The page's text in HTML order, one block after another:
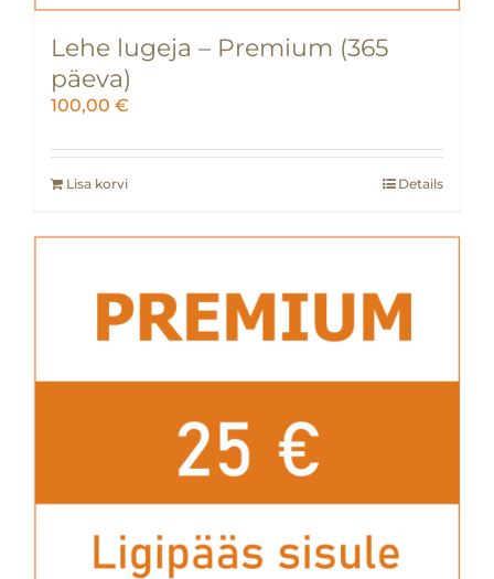
Lehe lugeja – Premium (365
päeva)
100,00 €
Lisa korvi Details